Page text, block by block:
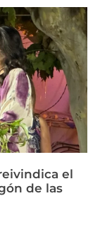
el
de las